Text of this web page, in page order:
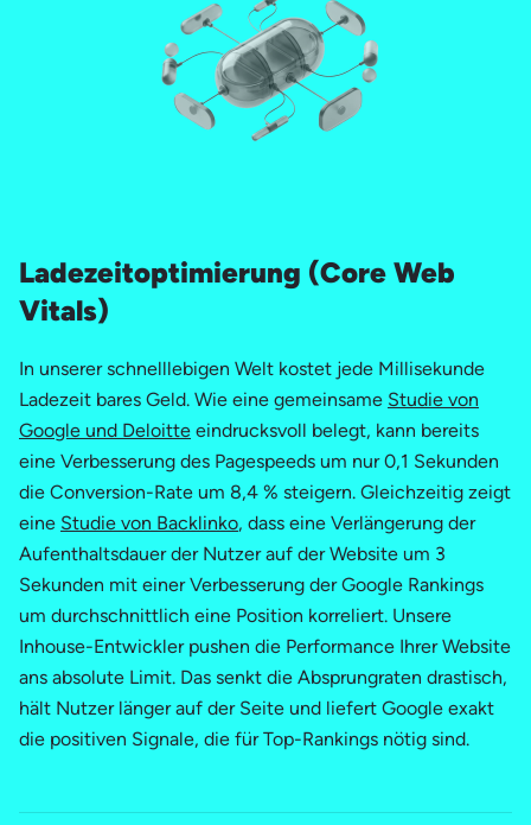
Ladezeitoptimierung (Core Web
Vitals)
In unserer schnelllebigen Welt kostet jede Millisekunde
Ladezeit bares Geld. Wie eine gemeinsame Studie von
Google und Deloitte eindrucksvoll belegt, kann bereits
eine Verbesserung des Pagespeeds um nur 0,1 Sekunden
die Conversion-Rate um 8,4 % steigern. Gleichzeitig zeigt
eine Studie von Backlinko, dass eine Verlängerung der
Aufenthaltsdauer der Nutzer auf der Website um 3
Sekunden mit einer Verbesserung der Google Rankings
um durchschnittlich eine Position korreliert. Unsere
Inhouse-Entwickler pushen die Performance Ihrer Website
ans absolute Limit. Das senkt die Absprungraten drastisch,
hält Nutzer länger auf der Seite und liefert Google exakt
die positiven Signale, die für Top-Rankings nötig sind.